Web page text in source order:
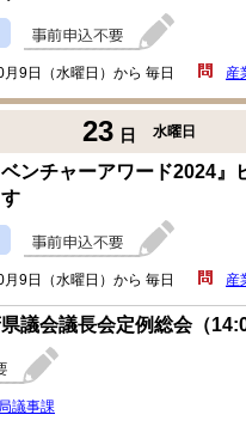
9日（水曜日）から 毎日 産
23 日 水曜日
ベンチャーアワード2024』
9日（水曜日）から 毎日 産
議会議長会定例総会（
議事課